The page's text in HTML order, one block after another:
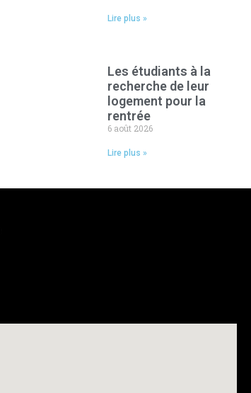
Lire plus »
Les étudiants à la
recherche de leur
logement pour la
rentrée
6 août 2026
Lire plus »